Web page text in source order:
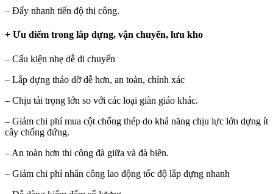
– Đẩy nhanh tiến độ thi công.
+ Ưu điểm trong lắp dựng, vận chuyển, lưu kho
– Cấu kiện nhẹ dễ di chuyển
– Lắp dựng tháo dỡ dễ hơn, an toàn, chính xác
– Chịu tải trọng lớn so với các loại giàn giáo khác.
– Giảm chi phí mua cột chống thép do khả năng chịu lực lớn dựng ít
cây chống đứng.
– An toàn hơn thi công đà giữa và đà biên.
– Giảm chi phí nhân công lao động tốc độ lắp dựng nhanh